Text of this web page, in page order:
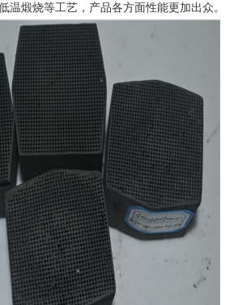
温煅烧等工艺，产品各方面性能更加出众。